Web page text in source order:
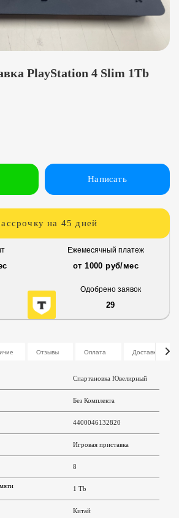
PlayStation 4 Slim 1Tb
Написать
на 45 дней
Ежемесячный платеж
от 1000 руб/мес
Одобрено заявок
29
Отзывы Оплата Доставка
Спартановка Ювелирный
Без Комплекта
4400046132820
Игровая приставка
8
1 Tb
Китай